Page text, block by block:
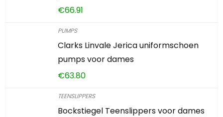
€66.91
PUMPS
Clarks Linvale Jerica uniformschoen
pumps voor dames
€63.80
TEENSLIPPERS
Bockstiegel Teenslippers voor dames